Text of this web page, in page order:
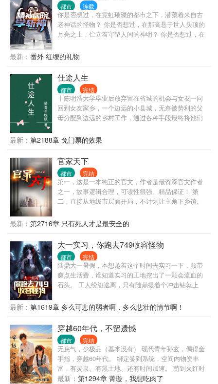
都市 连载
你是否想过，在霓虹璀璨的都市之下，潜藏着来自古
老神话的怪物？ 你是否想过，在那高悬于世人头顶的
月亮之上，伫立着守望人间的神明？ 你是否想过，在
超凡之人？ 人类统治的社会中，潜伏着无数诡异； 在
那些无人问津的生命禁区，居住着古老的神明。 炽天
使米迦勒，冥王哈迪斯，海神波塞冬…… 而属于大夏
的神明，究竟去了何处？ 在这属于“人”的世界，“神
秘”需要被肃清！
最新： 番外 红缨的礼物
仕途人生
都市 完结
丨陈明浩大学毕业后放弃留在省城的机会与女友一同
回到女友家乡，一个边远的小县城，无奈被势利的父
母分配到边远的乡村工作，通过各种手段最终将他们
在背景的支持和自己的努力之下，一路披荆斩棘，仕
途高歌，做到了封疆大吏，实现了他仕途之初许下
的“当官不为民做主，不如回家卖红薯”的初心誓言。
最新： 第2188章 免门票的效果
官家天下
都市 完结
第一，这是一本纯正的官文，作者是最资深官文作者
之一，故事逻辑合理，可读性很强。精品保证！ 第
二，直接从地级市层面开局，不计划让主角下乡镇。
有官场博弈，有经济建设，有快意恩仇，自然也有个
人生活。 第四，不是和尚文，不是绿帽文，坚决不送
女。 第五，重生者最大的优势，就是能够预知未来，
每一次选择都是正确的。不但自己选择正确，还能帮
助领导选择正确。 一路正确，官无止境！
最新： 第2716章 只有死人才是最安全的
大一实习，你跑去749收容怪物
都市 完结
陆鼎大一暑假，本想趁着这个时间去实习一下，顺带
赚点生活费，谁知道实习的工地挖出了一颗会流血的
石头。 工人纷纷逃离，只有陆鼎提着个冲击钻就上
监狱早已准备就位，但由于这二十年来一只怪物也没
有遇到，陆鼎的耐心早就被磨平。 现在遇到了怪物，
陆鼎心中就一个念头，不是干死怪物，就是被怪物干
死。 加入749，借着749局的渠道寻找怪物，收容怪
物。 从此，749多了一个手下从无活口的调查员。 一
只只存在与传说中的妖魔鬼怪现世，陆鼎挨个碾杀。
749局：“不到万不得已，千万不能让陆鼎接任务，咱
们749的宗旨是关押收容，他一出手留不下活口！！”
最新： 第1619章 多么可悲的弱者啊，多么悲壮的情节啊！
穿越60年代，不留遗憾
都市 完结
无戾气，少极品（基本没有） 现代青年孙玄，偶得金
手指，穿越60年代。 绑定签到系统，空间内物资丰
富，有灵泉、有黑土地、还有时间加速。 苟到火红时
代，且看他如何暴富，走向人生巅峰。 叮，恭喜宿主
最新： 第1294章 菁璇，我想吃肉了